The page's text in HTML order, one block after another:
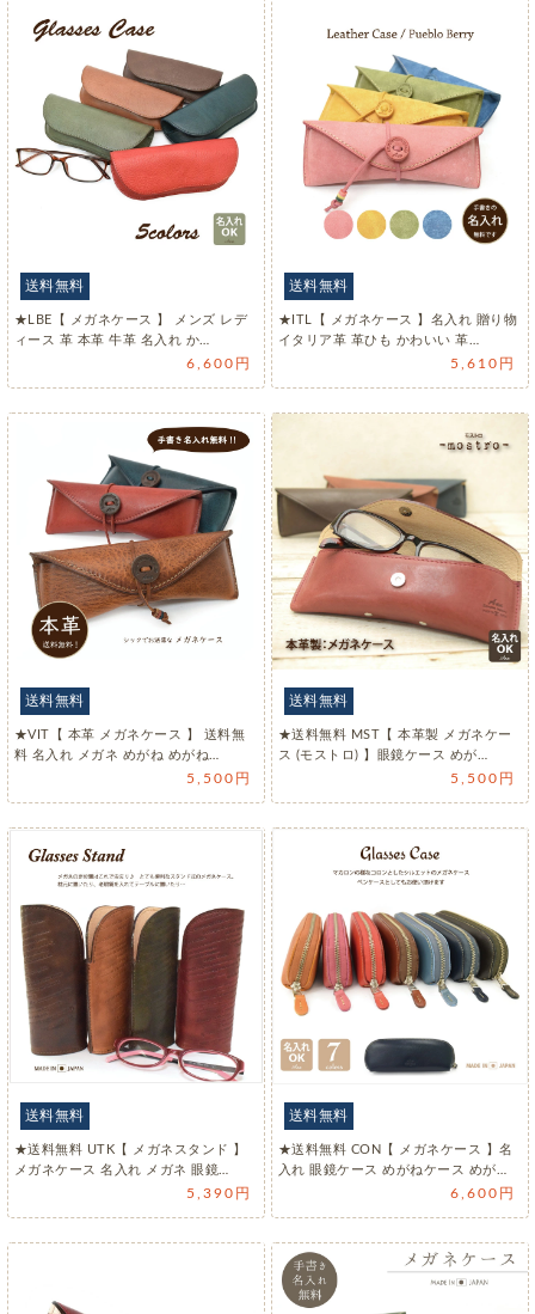
送料無料
★LBE【 メガネケース 】 メンズ レデ
ィース 革 本革 牛革 名入れ か…
6,600円
送料無料
★ITL【 メガネケース 】名入れ 贈り物
イタリア革 革ひも かわいい 革…
5,610円
送料無料
★VIT【 本革 メガネケース 】 送料無
料 名入れ メガネ めがね めがね…
5,500円
送料無料
★送料無料 MST【 本革製 メガネケー
ス (モストロ) 】眼鏡ケース めが…
5,500円
送料無料
★送料無料 UTK【 メガネスタンド 】
メガネケース 名入れ メガネ 眼鏡…
5,390円
送料無料
★送料無料 CON【 メガネケース 】名
入れ 眼鏡ケース めがねケース めが…
6,600円